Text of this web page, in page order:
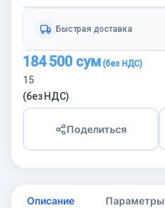
Быстрая доставка
184 500 сум
15
(без НДС)
Поделиться
Описание Параметры